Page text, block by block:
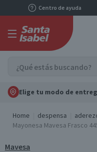
Centro de ayuda
Elige tu modo de
Home despensa
Mayonesa Mavesa Frasco
Mavesa